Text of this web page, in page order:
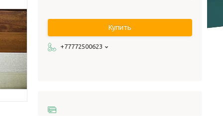
Купить
+77772500623